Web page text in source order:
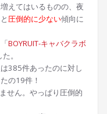
えてはいるものの、夜
圧倒的に少ない傾向に
BOYRUIT-キャバクラボ
。
385件あったのに対し
の19件！
せん。やっぱり圧倒的